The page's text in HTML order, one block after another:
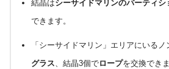
結晶はシーサイドマリンのパーティシ
できます。
「シーサイドマリン」エリアにいる
グラス、結晶3個でロープを交換できま